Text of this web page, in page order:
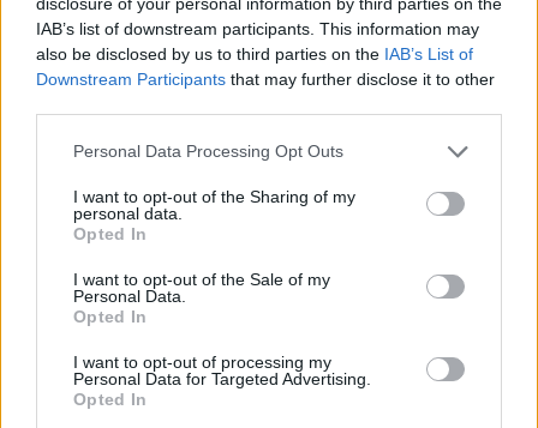
IAB’s list of downstream participants. This information may
also be disclosed by us to third parties on the IAB’s List of
Downstream Participants that may further disclose it to other
Personal Data Processing Opt Outs
I want to opt-out of the Sharing of my
personal data.
Opted In
I want to opt-out of the Sale of my
Personal Data.
Opted In
I want to opt-out of processing my
Personal Data for Targeted Advertising.
Opted In
Serie B: verdetti Playoff e
Retrocessione, la situazione a una
partita dalla fine
SERIE B
Continua la stretta collaborazione
03.05.2017 12:16
12 13 14 15 16 17 18 20